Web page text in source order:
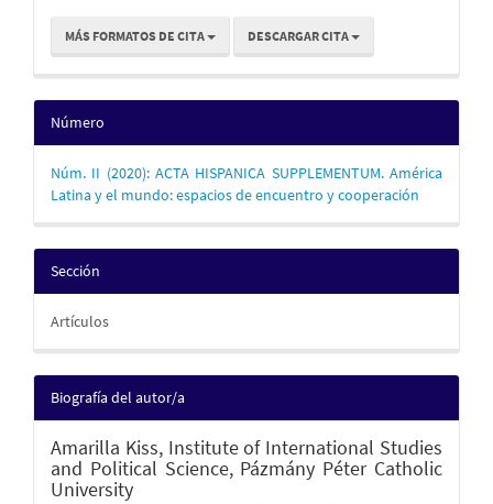
MÁS FORMATOS DE CITA DESCARGAR CITA
Número
Núm. II (2020): ACTA HISPANICA SUPPLEMENTUM. América
Latina y el mundo: espacios de encuentro y cooperación
Sección
Artículos
Biografía del autor/a
Amarilla Kiss, Institute of International Studies
and Political Science, Pázmány Péter Catholic
University